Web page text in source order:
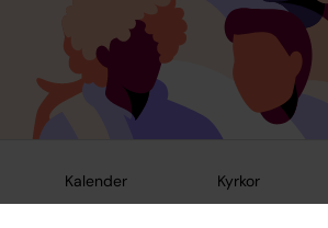
Kalender Kyrkor